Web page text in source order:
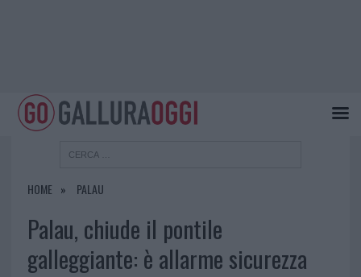
HOME PALAU
Palau, chiude il pontile
galleggiante: è allarme sicurezza